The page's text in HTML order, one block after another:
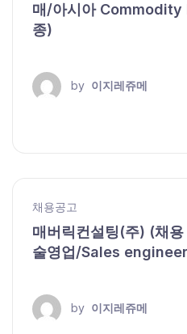
매/아시아 Commodity
종)
by 이지레쥬메
채용공고
매버릭컨설팅(주) (채
술영업/Sales
by 이지레쥬메